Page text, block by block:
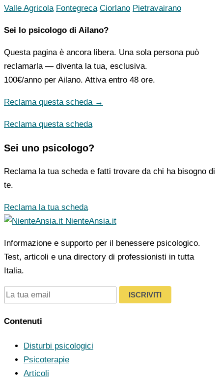
Valle Agricola Fontegreca Ciorlano Pietravairano
Sei lo psicologo di Ailano?
Questa pagina è ancora libera. Una sola persona può
reclamarla — diventa la tua, esclusiva.
100€/anno per Ailano. Attiva entro 48 ore.
Reclama questa scheda →
Reclama questa scheda
Sei uno psicologo?
Reclama la tua scheda e fatti trovare da chi ha bisogno di
te.
Reclama la tua scheda
NienteAnsia.it
Informazione e supporto per il benessere psicologico.
Test, articoli e una directory di professionisti in tutta
Italia.
ISCRIVITI
Contenuti
Disturbi psicologici
Psicoterapie
Articoli